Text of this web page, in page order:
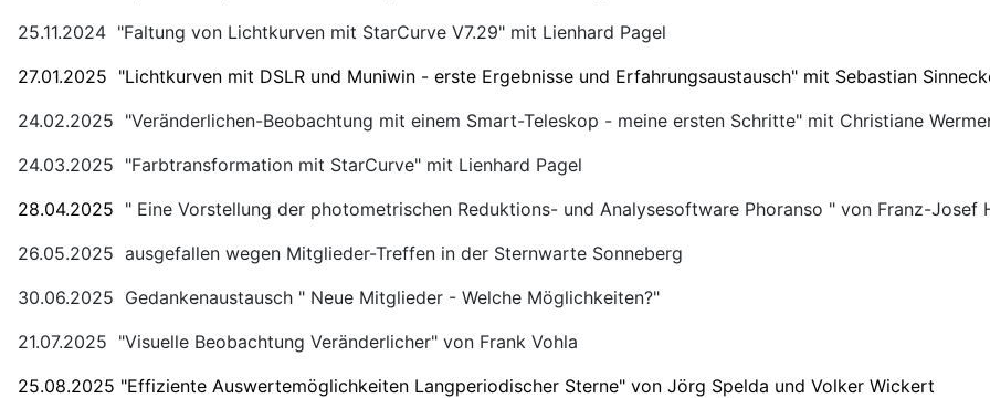
25.11.2024 "Faltung von Lichtkurven mit StarCurve V7.29" mit Lienhard Pagel
27.01.2025 "Lichtkurven mit DSLR und Muniwin - erste Ergebnisse und Erfahrungsaustausch" mit Sebastian
24.02.2025 "Veränderlichen-Beobachtung mit einem Smart-Teleskop - meine ersten Schritte" mit Christiane
24.03.2025 "Farbtransformation mit StarCurve" mit Lienhard Pagel
28.04.2025 " Eine Vorstellung der photometrischen Reduktions- und Analysesoftware Phoranso " von Franz-Josef
26.05.2025 ausgefallen wegen Mitglieder-Treffen in der Sternwarte Sonneberg
30.06.2025 Gedankenaustausch " Neue Mitglieder - Welche Möglichkeiten?"
21.07.2025 "Visuelle Beobachtung Veränderlicher" von Frank Vohla
25.08.2025 "Effiziente Auswertemöglichkeiten Langperiodischer Sterne" von Jörg Spelda und Volker Wickert